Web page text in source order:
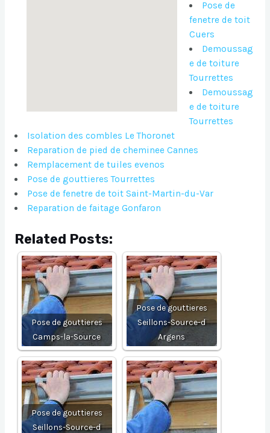
Pose de
fenetre de toit
Cuers
Demoussag
e de toiture
Tourrettes
Demoussag
e de toiture
Tourrettes
Isolation des combles Le Thoronet
Reparation de pied de cheminee Cannes
Remplacement de tuiles evenos
Pose de gouttieres Tourrettes
Pose de fenetre de toit Saint-Martin-du-Var
Reparation de faitage Gonfaron
Related Posts:
Pose de gouttieres
Camps-la-Source
Pose de gouttieres
Seillons-Source-d
Argens
Pose de gouttieres
Seillons-Source-d